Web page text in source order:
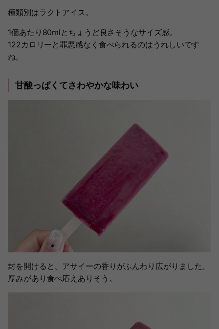
種類別はラクトアイス。
1個あたり80mlとちょうど良さそうなサイズ感。
122カロリーと罪悪感なく食べられるのはうれしいです
ね。
甘酸っぱくてさわやかな味わい
封を開けると、アサイーの香りがふんわり広がりました。
厚みがあり食べ応えありそう。